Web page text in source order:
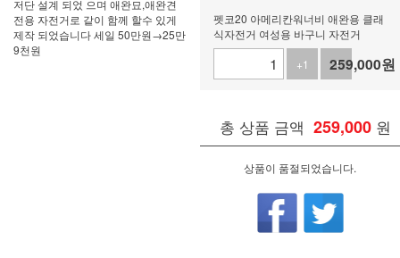
저단 설계 되었 으며 애완묘,애완견
전용 자전거로 같이 함께 할수 있게
제작 되었습니다 세일 50만원→25만
9천원
펫코20 아메리칸워너비 애완용 클래
식자전거 여성용 바구니 자전거
+1
-1
259,000원
총 상품 금액 259,000 원
상품이 품절되었습니다.